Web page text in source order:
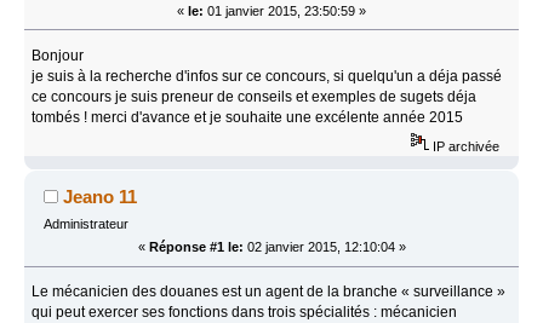
« le: 01 janvier 2015, 23:50:59 »
Bonjour
je suis à la recherche d'infos sur ce concours, si quelqu'un a déja passé
ce concours je suis preneur de conseils et exemples de sugets déja
tombés ! merci d'avance et je souhaite une excélente année 2015
IP archivée
Jeano 11
Administrateur
« Réponse #1 le: 02 janvier 2015, 12:10:04 »
Le mécanicien des douanes est un agent de la branche « surveillance »
qui peut exercer ses fonctions dans trois spécialités : mécanicien